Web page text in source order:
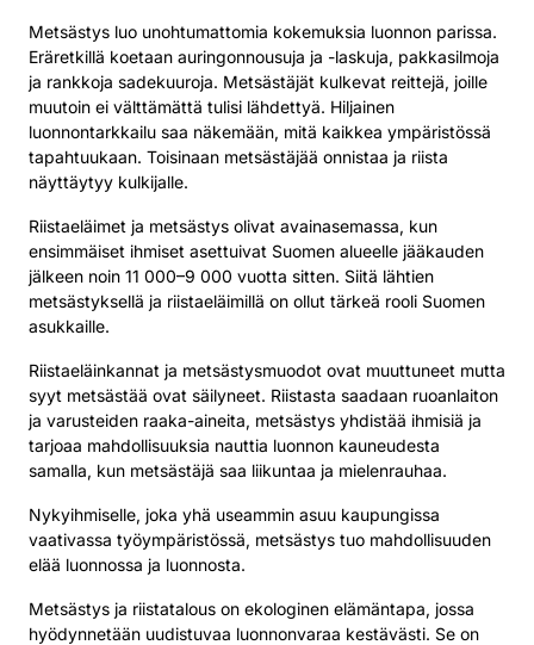
Metsästys luo unohtumattomia kokemuksia luonnon parissa.
Eräretkillä koetaan auringonnousuja ja -laskuja, pakkasilmoja
ja rankkoja sadekuuroja. Metsästäjät kulkevat reittejä, joille
muutoin ei välttämättä tulisi lähdettyä. Hiljainen
luonnontarkkailu saa näkemään, mitä kaikkea ympäristössä
tapahtuukaan. Toisinaan metsästäjää onnistaa ja riista
näyttäytyy kulkijalle.
Riistaeläimet ja metsästys olivat avainasemassa, kun
ensimmäiset ihmiset asettuivat Suomen alueelle jääkauden
jälkeen noin 11 000–9 000 vuotta sitten. Siitä lähtien
metsästyksellä ja riistaeläimillä on ollut tärkeä rooli Suomen
asukkaille.
Riistaeläinkannat ja metsästysmuodot ovat muuttuneet mutta
syyt metsästää ovat säilyneet. Riistasta saadaan ruoanlaiton
ja varusteiden raaka-aineita, metsästys yhdistää ihmisiä ja
tarjoaa mahdollisuuksia nauttia luonnon kauneudesta
samalla, kun metsästäjä saa liikuntaa ja mielenrauhaa.
Nykyihmiselle, joka yhä useammin asuu kaupungissa
vaativassa työympäristössä, metsästys tuo mahdollisuuden
elää luonnossa ja luonnosta.
Metsästys ja riistatalous on ekologinen elämäntapa, jossa
hyödynnetään uudistuvaa luonnonvaraa kestävästi. Se on